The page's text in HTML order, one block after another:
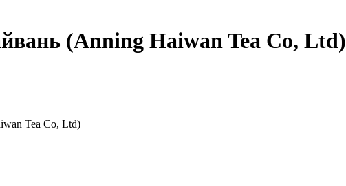
(Anning Haiwan Tea Co, Ltd)
Tea Co, Ltd)